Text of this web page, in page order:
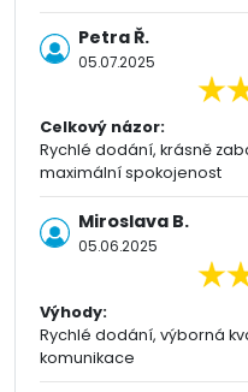
Petra Ř.
05.07.2025
Celkový názor:
Rychlé dodání, krásně
maximální spokojenost
Miroslava B.
05.06.2025
Výhody:
Rychlé dodání, výborná
komunikace